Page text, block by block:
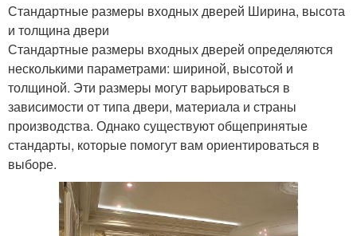
Стандартные размеры входных дверей Ширина, высота
и толщина двери
Стандартные размеры входных дверей определяются
несколькими параметрами: шириной, высотой и
толщиной. Эти размеры могут варьироваться в
зависимости от типа двери, материала и страны
производства. Однако существуют общепринятые
стандарты, которые помогут вам ориентироваться в
выборе.